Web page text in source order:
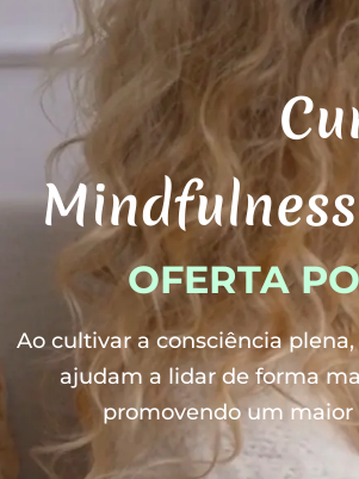
OFERTA
Ao cultivar a consciência
ajudam a lidar de forma
promovendo um maior